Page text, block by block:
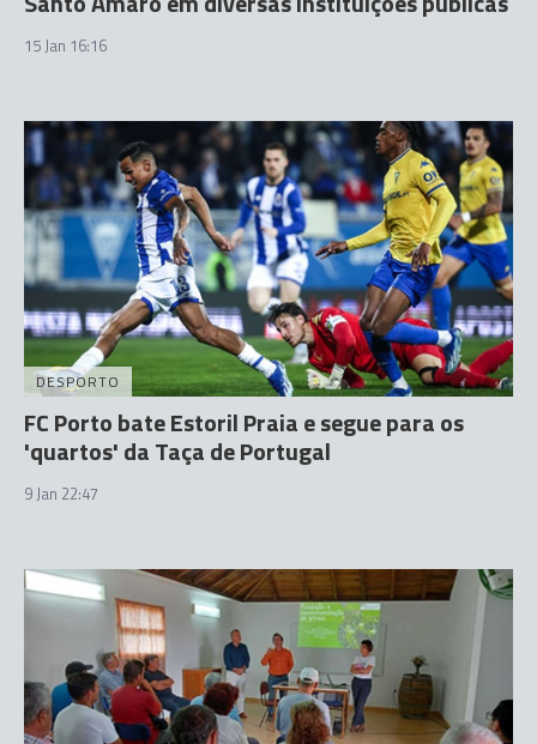
15 Jan 16:16
DESPORTO
FC Porto bate Estoril Praia e segue para os
'quartos' da Taça de Portugal
9 Jan 22:47